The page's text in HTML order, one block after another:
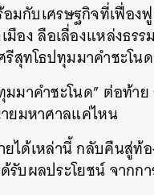
มกับเศรษฐกิจที่เฟื่อง
มือง ลือเลื่องแหล่งธ
สุทโธปทุมมาคำชะโน
มาคำชะโนด” ต่อท้าย
ยมหาศาลแค่ไหน
ได้เหล่านี้ กลับคืนสู่ท้
บผลประโยชน์ จากก